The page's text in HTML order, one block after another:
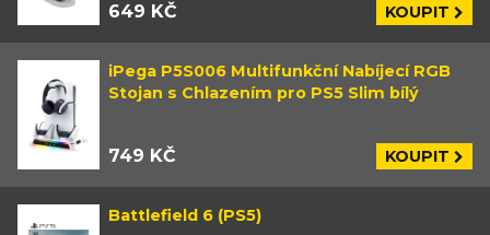
649 KČ KOUPIT
iPega P5S006 Multifunkční Nabíjecí RGB
Stojan s Chlazením pro PS5 Slim bílý
749 KČ KOUPIT
Battlefield 6 (PS5)